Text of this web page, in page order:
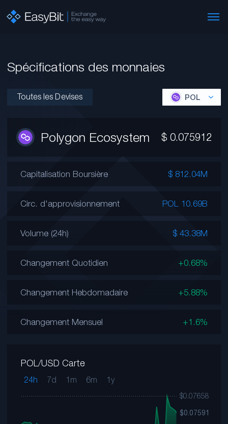
Spécifications des monnaies
Toutes les Devises POL
Polygon Ecosystem $ 0.075912
Capitalisation Boursière $ 812.04M
Circ. d'approvisionnement POL 10.69B
Volume (24h) $ 43.38M
Changement Quotidien +0.68%
Changement Hebdomadaire +5.88%
Changement Mensuel +1.6%
POL/USD Carte
24h 7d 1m 6m 1y